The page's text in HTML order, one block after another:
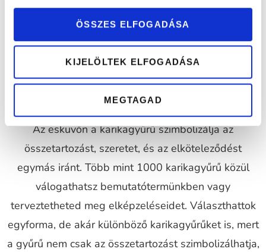
ÖSSZES ELFOGADÁSA
KIJELÖLTEK ELFOGADÁSA
MEGTAGAD
Az esküvőn a karikagyűrű szimbolizálja az
összetartozást, szeretet, és az elköteleződést
egymás iránt. Több mint 1000 karikagyűrű közül
válogathatsz bemutatótermünkben vagy
terveztetheted meg elképzeléseidet. Választhattok
egyforma, de akár különböző karikagyűrűket is, mert
a gyűrű nem csak az összetartozást szimbolizálhatja,